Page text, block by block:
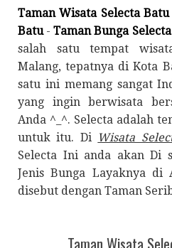
Taman Wisata Selecta
Batu-Taman Bunga
salah satu tempat
Malang, tepatnya di Kota
satu ini memang sangat
yang ingin berwisata
Anda ^_^. Selecta adalah
untuk itu. Di Wisata
Selecta Ini anda akan Di
Jenis Bunga Layaknya di
disebut dengan Taman
Taman Wisata